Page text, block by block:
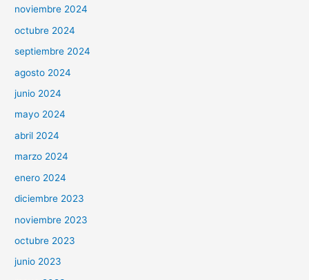
noviembre 2024
octubre 2024
septiembre 2024
agosto 2024
junio 2024
mayo 2024
abril 2024
marzo 2024
enero 2024
diciembre 2023
noviembre 2023
octubre 2023
junio 2023